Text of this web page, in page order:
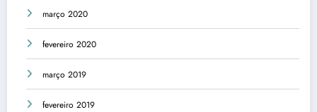
março 2020
fevereiro 2020
março 2019
fevereiro 2019